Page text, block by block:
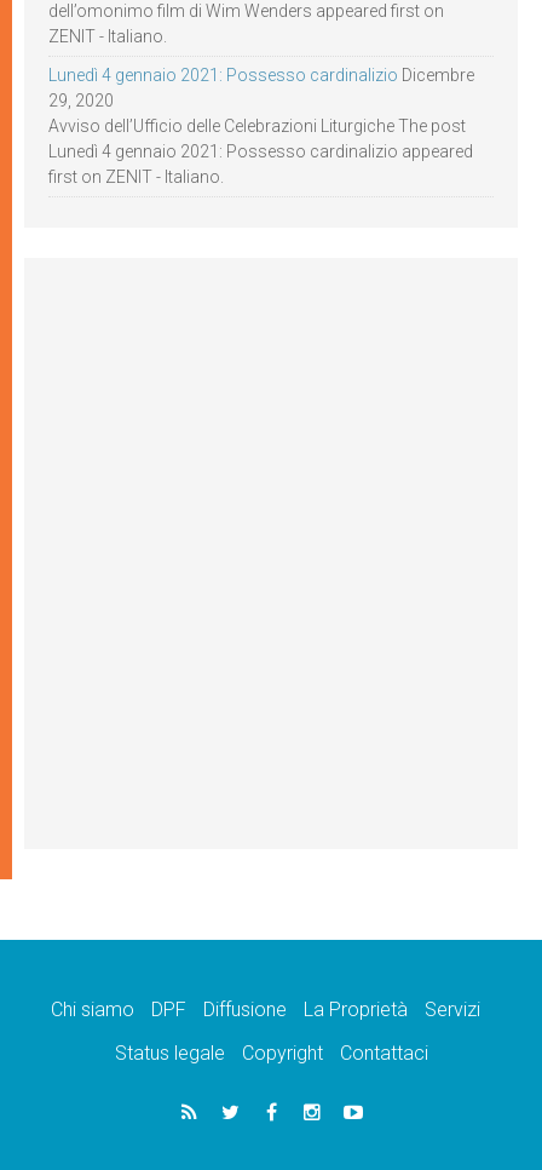
dell’omonimo film di Wim Wenders appeared first on
ZENIT - Italiano.
Lunedì 4 gennaio 2021: Possesso cardinalizio Dicembre
29, 2020
Avviso dell’Ufficio delle Celebrazioni Liturgiche The post
Lunedì 4 gennaio 2021: Possesso cardinalizio appeared
first on ZENIT - Italiano.
Chi siamo DPF Diffusione La Proprietà
Servizi
Status legale
Copyright Contattaci